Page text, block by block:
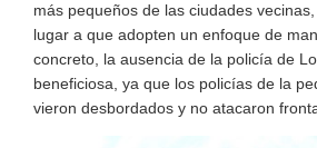
más pequeños de las ciudades
lugar a que adopten un enfoque de
concreto, la ausencia de la policía de
beneficiosa, ya que los policías de la
vieron desbordados y no atacaron